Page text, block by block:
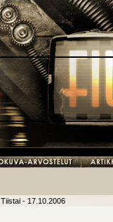
Tiistai - 17.10.2006